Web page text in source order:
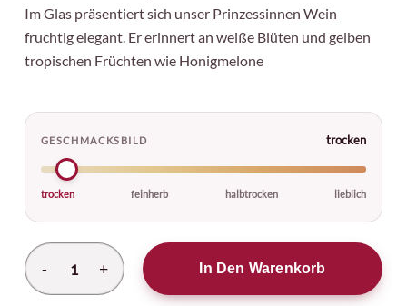
Im Glas präsentiert sich unser Prinzessinnen Wein
fruchtig elegant. Er erinnert an weiße Blüten und gelben
tropischen Früchten wie Honigmelone
GESCHMACKSBILD trocken
trocken feinherb halbtrocken lieblich
In Den Warenkorb
Alternative: